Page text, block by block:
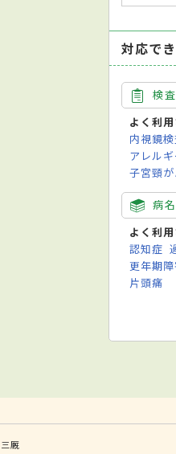
対応で
検
よく利
内視鏡
アレル
子宮頸
病
よく利
認知症
更年期障
片頭痛
三厩